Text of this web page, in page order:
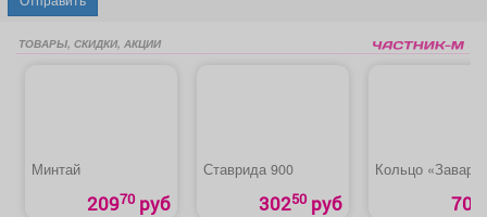
ТОВАРЫ, СКИДКИ, АКЦИИ
Минтай
20970 руб
Ставрида 900
30250 руб
Кольцо
70